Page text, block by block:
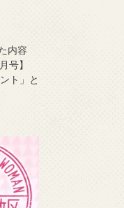
内容
号】
ト」と